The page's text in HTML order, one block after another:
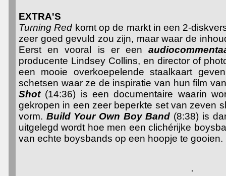
EXTRA'S
Turning Red komt op de markt in een 2-
zeer goed gevuld zou zijn, maar waar de
Eerst en vooral is er eena
producente Lindsey Collins, en director of
een mooie overkoepelende staalkaart
schetsen waar ze de inspiratie van hun film
Shot(14:36) is een documentaire waarin
gekropen in een zeer beperkte set van zeven
vorm. Build Your Own Boy Band (8:38) is
uitgelegd wordt hoe men een clichérijke
van echte boysbands op een hoopje te gooien.